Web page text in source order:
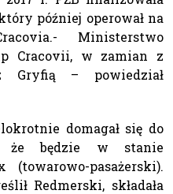
później operował na
Ministerstwo
Cracovii, w zamian z
Gryfią – powiedział
domagał się do
że będzie w stanie
(towarowo-pasażerski).
Redmerski, składała